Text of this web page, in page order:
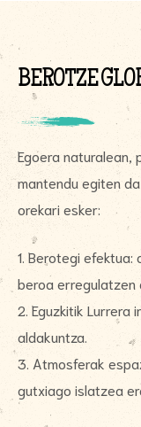
BEROTZE
Egoera naturalean,
mantendu egiten
orekari esker:
1. Berotegi
beroa erregulatzen
2. Eguzkitik Lurrera
aldakuntza.
3. Atmosferak
gutxiago islatzea